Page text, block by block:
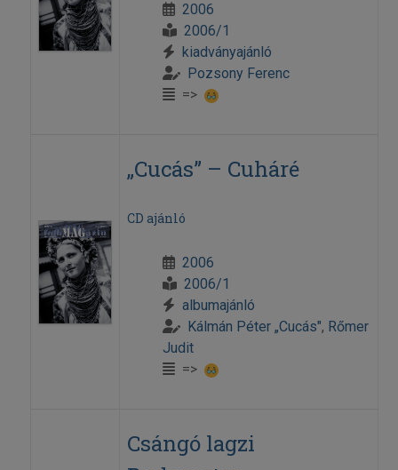
2006
2006/1
kiadványajánló
Pozsony Ferenc
=>
„Cucás” – Cuháré
CD ajánló
2006
2006/1
albumajánló
Kálmán Péter „Cucás", Rőmer
Judit
=>
Csángó lagzi